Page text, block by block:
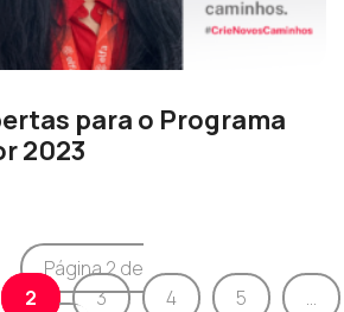
para o Programa
2023
Página 2 de
2 3 4 5
...